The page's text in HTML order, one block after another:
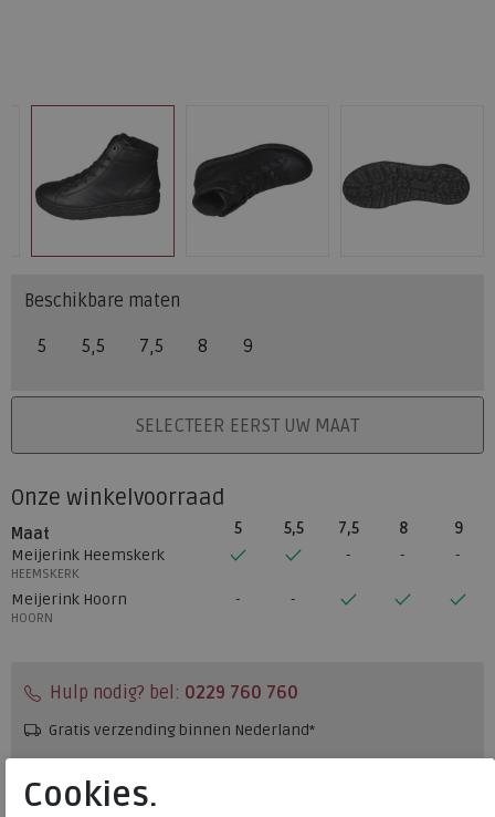
Beschikbare maten
5 5,5 7,5 8 9
PLAATS IN WINKELMANDSELECTEER EERST UW MAAT
Onze winkelvoorraad
Maat 5 5,5 7,5 8
9
Meijerink Heemskerk
HEEMSKERK
Meijerink Hoorn
HOORN
Hulp nodig? bel: 0229 760 760
Gratis verzending binnen Nederland*
Altijd retourneren, binnen 1 werkdag terugbetaald
Cookies.